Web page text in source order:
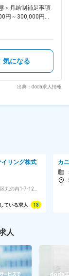
コンロ
作成など、より実
ます。 ■夜間
対応をしていただ
だき、お電話が
人もだしたくな
震災では様々な
実績があります。
環境で長く働き
えられる方。 ・
クが取れる方。
＞月給制補足事項
円～300,000円＜
する可能性があり
す。
気になる
出典：doda求人情報
リング株式
ている求人 18
カ
人